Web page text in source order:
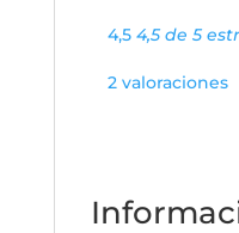
4,5 4,5 de 5
2 valoraciones